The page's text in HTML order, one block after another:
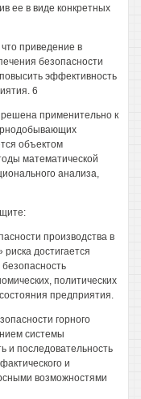
ее в виде конкретных
приведение в
безопасности
эффективность
6
применительно к
объектом
математической
анализа,
производства в
достигается
политических
предприятия.
горного
системы
и последовательность
и
возможностями